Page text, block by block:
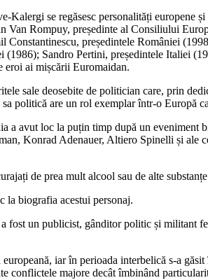
Kalergi se regăsesc personalități europene
Van Rompuy, președinte al Consiliului
președintele României
(1986); Sandro Pertini, președintele Italiei
eroi ai mișcării Euromaidan.
sale deosebite de politician care, prin
politică are un rol exemplar într-o Europă
a avut loc la puțin timp după un
Konrad Adenauer, Altiero Spinelli și ale
de prea mult alcool sau de alte
la biografia acestui personaj.
fost un publicist, gânditor politic și militant
iar în perioada interbelică s-a
conflictele majore decât îmbinând